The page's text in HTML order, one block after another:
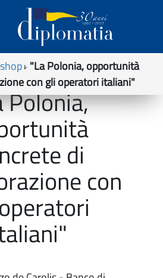
"La Polonia, opportunità
con gli operatori italiani"
Polonia,
di
con